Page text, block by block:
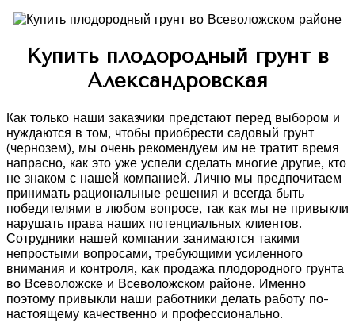
Купить плодородный грунт в
Александровская
Как только наши заказчики предстают перед выбором и
нуждаются в том, чтобы приобрести садовый грунт
(чернозем), мы очень рекомендуем им не тратит время
напрасно, как это уже успели сделать многие другие, кто
не знаком с нашей компанией. Лично мы предпочитаем
принимать рациональные решения и всегда быть
победителями в любом вопросе, так как мы не привыкли
нарушать права наших потенциальных клиентов.
Сотрудники нашей компании занимаются такими
непростыми вопросами, требующими усиленного
внимания и контроля, как продажа плодородного грунта
во Всеволожске и Всеволожском районе. Именно
поэтому привыкли наши работники делать работу по-
настоящему качественно и профессионально.